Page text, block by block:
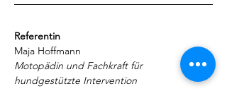
Referentin
Maja Hoffmann
Motopädin und Fachkraft für
hundgestützte Intervention